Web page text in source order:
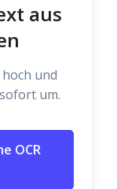
aus
und
um.
OCR